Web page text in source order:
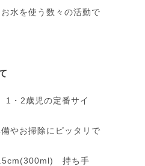
水を使う数々の活動で
1・2歳児の定番サイ
やお掃除にピッタリで
持ち手